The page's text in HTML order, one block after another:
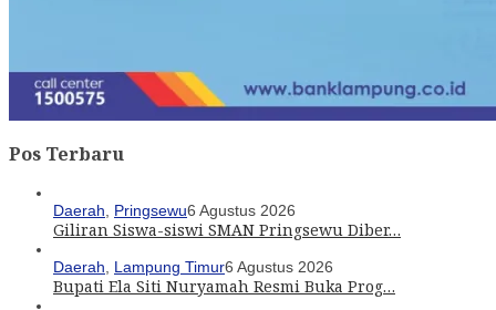
Pos Terbaru
Daerah, Pringsewu6 Agustus 2026
Giliran Siswa-siswi SMAN Pringsewu Diber…
Daerah, Lampung Timur6 Agustus 2026
Bupati Ela Siti Nuryamah Resmi Buka Prog…